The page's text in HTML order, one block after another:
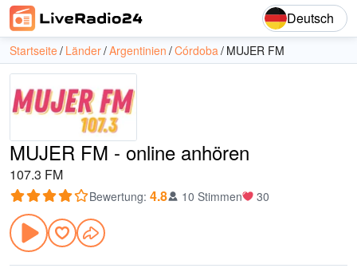
Deutsch
Startseite Länder Argentinien Córdoba MUJER FM
MUJER FM - online anhören
107.3 FM
Bewertung: 4.8 10 Stimmen 30